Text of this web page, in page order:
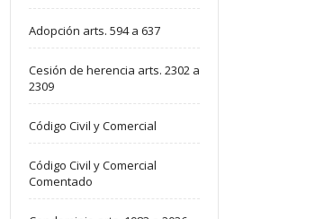
Adopción arts. 594 a 637
Cesión de herencia arts. 2302 a
2309
Código Civil y Comercial
Código Civil y Comercial
Comentado